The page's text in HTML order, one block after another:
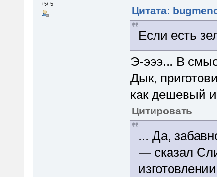
+5/-5
Цитата:
Если есть
Э-эээ... В
Дык,
как дешевый и
Цитировать
... Да,
— сказал